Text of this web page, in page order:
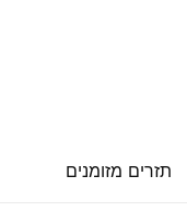
תזרים מזומנים